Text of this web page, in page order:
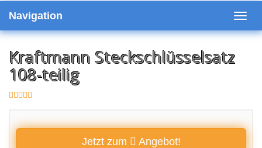
main
Navigation
Kraftmann Steckschlüsselsatz
108-teilig
Jetzt zum Angebot!